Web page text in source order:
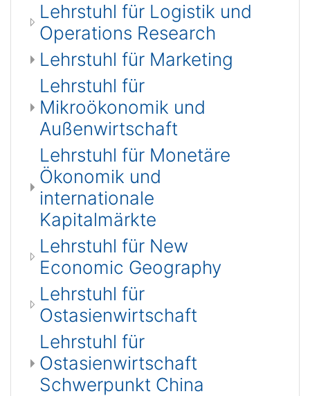
Lehrstuhl für Logistik und
Operations Research
Lehrstuhl für Marketing
Lehrstuhl für
Mikroökonomik und
Außenwirtschaft
Lehrstuhl für Monetäre
Ökonomik und
internationale
Kapitalmärkte
Lehrstuhl für New
Economic Geography
Lehrstuhl für
Ostasienwirtschaft
Lehrstuhl für
Ostasienwirtschaft
Schwerpunkt China